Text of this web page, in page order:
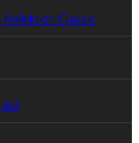
Kollektion Classic